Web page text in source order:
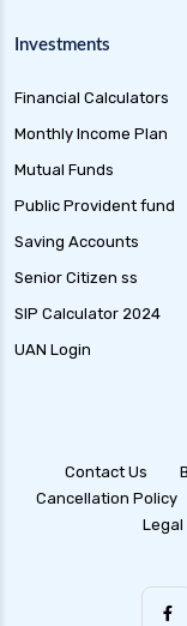
Investments
Financial Calculators
Monthly Income Plan
Mutual Funds
Public Provident fund
Saving Accounts
Senior Citizen ss
SIP Calculator 2024
UAN Login
Contact Us
Cancellation Policy
Legal